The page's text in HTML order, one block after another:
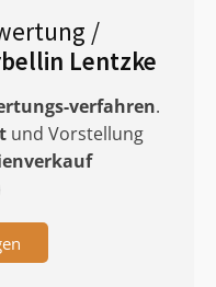
/
Lentzke
verfahren.
und Vorstellung